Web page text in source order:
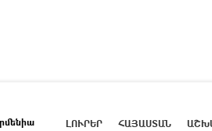
ԼՈՒՐԵՐ ՀԱՅԱՍՏԱՆ